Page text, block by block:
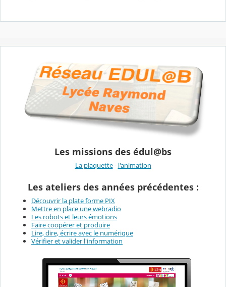
Les missions des édul@bs
La plaquette- l'animation
Les ateliers des années précédentes :
Découvrir la plate forme PIX
Mettre en place une webradio
Les robots et leurs émotions
Faire coopérer et produire
Lire, dire, écrire avec le numérique
Vérifier et valider l'information